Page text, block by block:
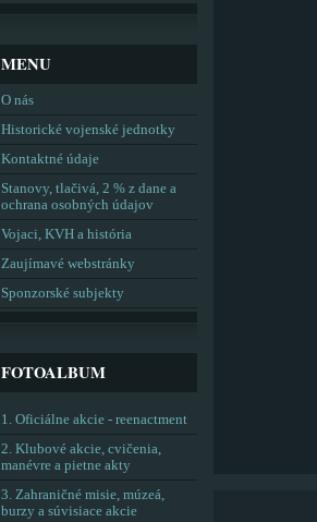
MENU
O nás
Historické vojenské jednotky
Kontaktné údaje
Stanovy, tlačivá, 2 % z dane a
ochrana osobných údajov
Vojaci, KVH a história
Zaujímavé webstránky
Sponzorské subjekty
FOTOALBUM
1. Oficiálne akcie - reenactment
2. Klubové akcie, cvičenia,
manévre a pietne akty
3. Zahraničné misie, múzeá,
burzy a súvisiace akcie